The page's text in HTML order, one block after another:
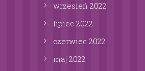
wrzesień 2022
lipiec 2022
czerwiec 2022
maj 2022